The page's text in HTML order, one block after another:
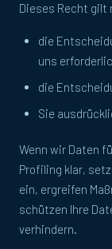
Dieses Recht gilt
die
uns
die
Sie
Wenn wir Daten
Profiling klar,
ein, ergreifen
schützen Ihre
verhindern.